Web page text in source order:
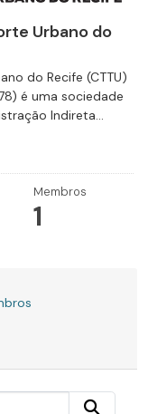
Urbano do
do Recife (CTTU)
é uma sociedade
Indireta...
Membros
1